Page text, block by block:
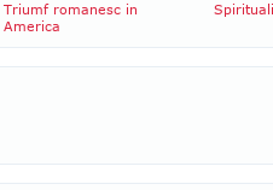
Triumf romanesc in
America